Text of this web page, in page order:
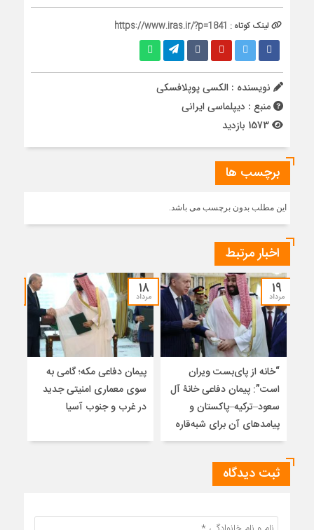
لینک کوتاه : https://www.iras.ir/?p=1841
نویسنده : الکسی پوپلافسکی
منبع : دیپلماسی ایرانی
برچسب ها
این مطلب بدون برچسب می باشد.
اخبار مرتبط
۱۹
مرداد
“خانه از پای‌بست ویران
است”: پیمان دفاعی خانۀ آل
سعود–ترکیه–پاکستان و
پیامدهای آن برای شبه‌قاره
۱۸
مرداد
پیمان دفاعی مکه؛ گامی به
سوی معماری امنیتی جدید
در غرب و جنوب آسیا
ثبت دیدگاه